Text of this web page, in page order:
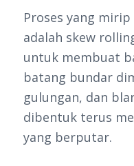
Proses yang
adalah skew
untuk membuat
batang bundar
gulungan, dan
dibentuk terus
yang berputar.